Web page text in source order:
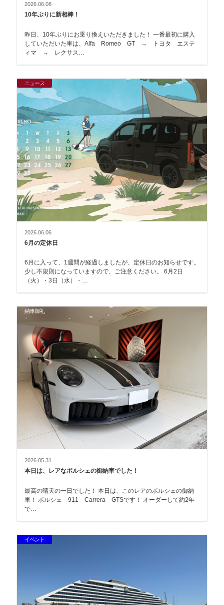
2026.06.08
10年ぶりに新相棒！
昨日、10年ぶりにお乗り換えいただきました！ 一番最初に購入
していただいた車は、Alfa Romeo GT → トヨタ エステ
ィマ → レクサス…
ニュース
2026.06.06
6月の定休日
6月に入って、1週間が経過しましたが、定休日のお知らせです。
少し不規則になっていますので、ご注意ください。 6月2日
（火）・3日（水）・…
納車御礼
2026.05.31
本日は、レアなポルシェの御納車でした！
最高の晴天の一日でした！ 本日は、このレアのポルシェの御納
車！ ポルシェ 911 Carrera GTSです！ オーダーして約2年
で…
イベント